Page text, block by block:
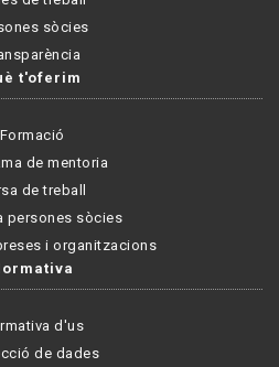
sòcies
t'oferim
Formació
de mentoria
de treball
persones sòcies
i organitzacions
d'us
de dades